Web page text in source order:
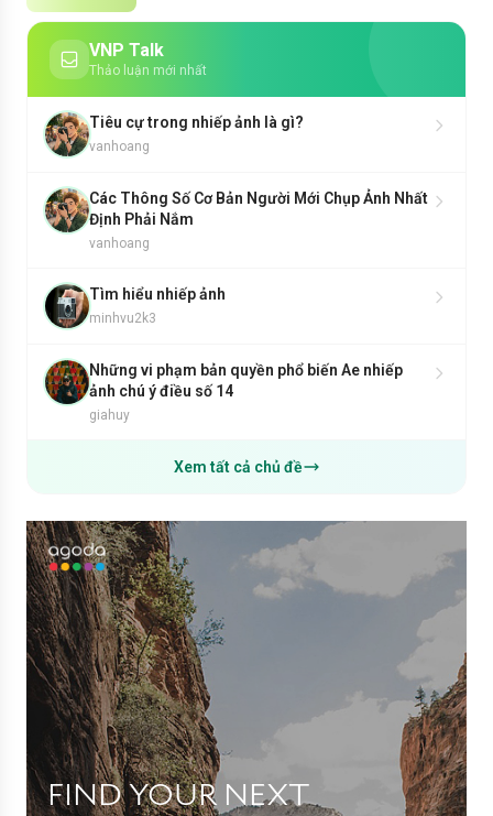
VNP Talk
Thảo luận mới nhất
Tiêu cự trong nhiếp ảnh là gì?
vanhoang
Các Thông Số Cơ Bản Người Mới Chụp Ảnh Nhất
Định Phải Nắm
vanhoang
Tìm hiểu nhiếp ảnh
minhvu2k3
Những vi phạm bản quyền phổ biến Ae nhiếp
ảnh chú ý điều số 14
giahuy
Xem tất cả chủ đề